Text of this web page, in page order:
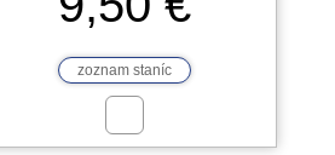
zoznam staníc